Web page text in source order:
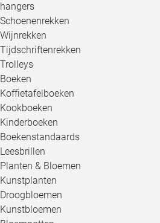
hangers
Schoenenrekken
Wijnrekken
Tijdschriftenrekken
Trolleys
Boeken
Koffietafelboeken
Kookboeken
Kinderboeken
Boekenstandaards
Leesbrillen
Planten & Bloemen
Kunstplanten
Droogbloemen
Kunstbloemen